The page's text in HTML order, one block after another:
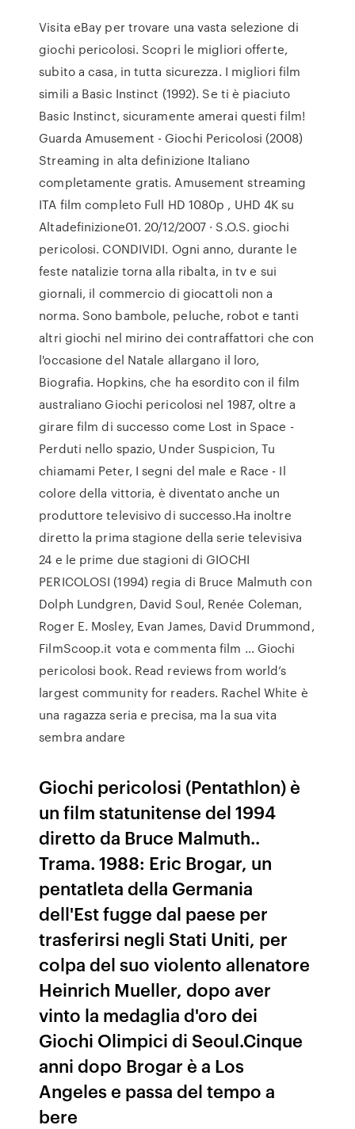
Visita eBay per trovare una vasta selezione di
giochi pericolosi. Scopri le migliori offerte,
subito a casa, in tutta sicurezza. I migliori film
simili a Basic Instinct (1992). Se ti è piaciuto
Basic Instinct, sicuramente amerai questi film!
Guarda Amusement - Giochi Pericolosi (2008)
Streaming in alta definizione Italiano
completamente gratis. Amusement streaming
ITA film completo Full HD 1080p , UHD 4K su
Altadefinizione01. 20/12/2007 · S.O.S. giochi
pericolosi. CONDIVIDI. Ogni anno, durante le
feste natalizie torna alla ribalta, in tv e sui
giornali, il commercio di giocattoli non a
norma. Sono bambole, peluche, robot e tanti
altri giochi nel mirino dei contraffattori che con
l'occasione del Natale allargano il loro,
Biografia. Hopkins, che ha esordito con il film
australiano Giochi pericolosi nel 1987, oltre a
girare film di successo come Lost in Space -
Perduti nello spazio, Under Suspicion, Tu
chiamami Peter, I segni del male e Race - Il
colore della vittoria, è diventato anche un
produttore televisivo di successo.Ha inoltre
diretto la prima stagione della serie televisiva
24 e le prime due stagioni di GIOCHI
PERICOLOSI (1994) regia di Bruce Malmuth con
Dolph Lundgren, David Soul, Renée Coleman,
Roger E. Mosley, Evan James, David Drummond,
FilmScoop.it vota e commenta film … Giochi
pericolosi book. Read reviews from world’s
largest community for readers. Rachel White è
una ragazza seria e precisa, ma la sua vita
sembra andare
Giochi pericolosi (Pentathlon) è
un film statunitense del 1994
diretto da Bruce Malmuth..
Trama. 1988: Eric Brogar, un
pentatleta della Germania
dell'Est fugge dal paese per
trasferirsi negli Stati Uniti, per
colpa del suo violento allenatore
Heinrich Mueller, dopo aver
vinto la medaglia d'oro dei
Giochi Olimpici di Seoul.Cinque
anni dopo Brogar è a Los
Angeles e passa del tempo a
bere